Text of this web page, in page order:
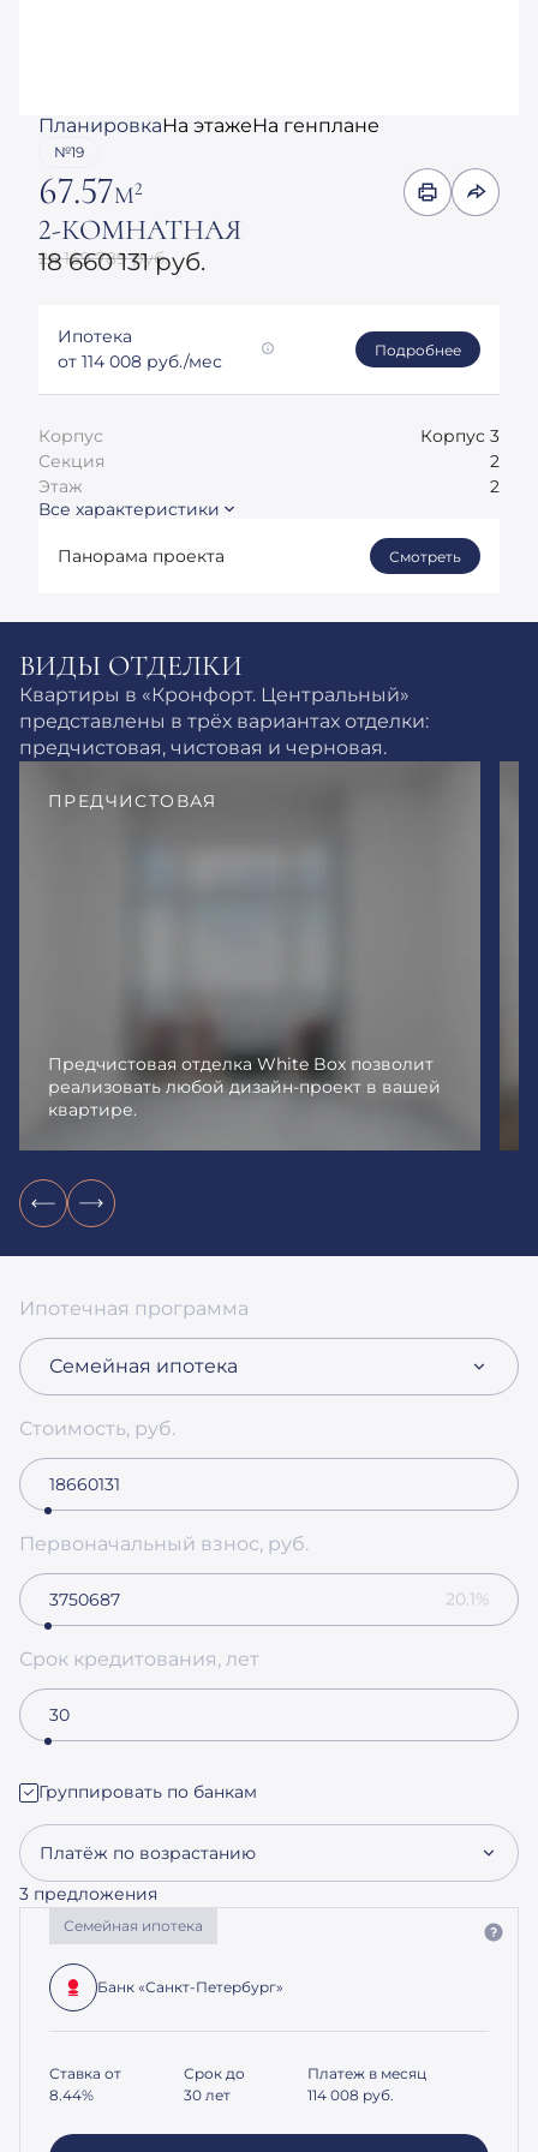
ПланировкаНа этажеНа генплане
№19
67.57М2
2-КОМНАТНАЯ
24 169 789 руб.
18 660 131 руб.
Ипотека
от 114 008 руб./мес
Подробнее
Корпус
Корпус 3
Секция
2
Этаж
2
Все характеристики
Панорама проекта Смотреть
ВИДЫ ОТДЕЛКИ
Квартиры в «Кронфорт. Центральный»
представлены в трёх вариантах отделки:
предчистовая, чистовая и черновая.
ПРЕДЧИСТОВАЯ
Предчистовая отделка White Box позволит
реализовать любой дизайн-проект в вашей
квартире.
Ипотечная программа
Семейная ипотека
Стоимость, руб.
Первоначальный взнос, руб.
20.1%
Срок кредитования, лет
Группировать по банкам
Платёж по возрастанию
3 предложения
Семейная ипотека
Банк «Санкт-Петербург»
Ставка от
8.44%
Срок до
30 лет
Платеж в месяц
114 008 руб.